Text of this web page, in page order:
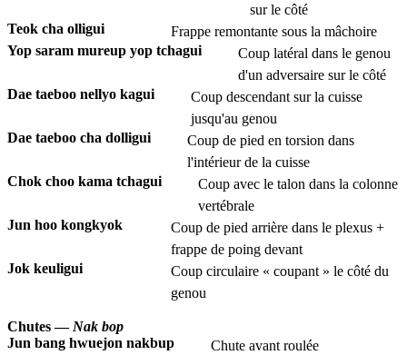
sur le côté
Teok cha olligui
Frappe remontante sous la mâchoire
Yop saram mureup yop tchagui
Coup latéral dans le genou
d'un adversaire sur le côté
Dae taeboo nellyo kagui
Coup descendant sur la cuisse
jusqu'au genou
Dae taeboo cha dolligui
Coup de pied en torsion dans
l'intérieur de la cuisse
Chok choo kama tchagui
Coup avec le talon dans la colonne
vertébrale
Jun hoo kongkyok
Coup de pied arrière dans le plexus +
frappe de poing devant
Jok keuligui
Coup circulaire « coupant » le côté du
genou
Chutes — Nak bop
Jun bang hwuejon nakbup
Chute avant roulée